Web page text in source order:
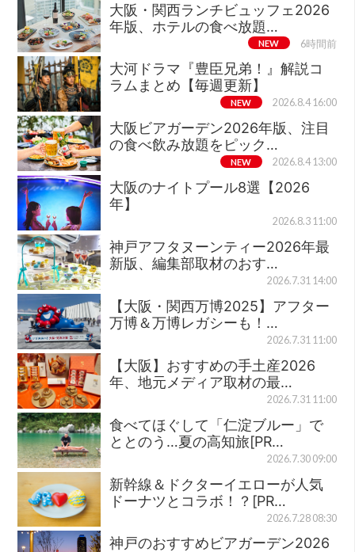
大阪・関西ランチビュッフェ2026
年版、ホテルの食べ放題…
NEW 6時間前
大河ドラマ『豊臣兄弟！』解説コ
ラムまとめ【毎週更新】
NEW 2026.8.4 16:00
大阪ビアガーデン2026年版、注目
の食べ飲み放題をピック…
NEW 2026.8.4 13:00
大阪のナイトプール8選【2026
年】
2026.8.3 11:00
神戸アフタヌーンティー2026年最
新版、編集部取材のおす…
2026.7.31 14:00
【大阪・関西万博2025】アフター
万博＆万博レガシーも！…
2026.7.31 11:00
【大阪】おすすめの手土産2026
年、地元メディア取材の最…
2026.7.31 11:00
食べてほぐして「仁淀ブルー」で
ととのう…夏の高知旅[PR…
2026.7.30 09:00
新幹線＆ドクターイエローが人気
ドーナツとコラボ！？[PR…
2026.7.28 08:30
神戸のおすすめビアガーデン2026